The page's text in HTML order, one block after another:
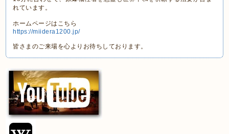
れています。
ホームページはこちら
https://miidera1200.jp/
皆さまのご来場を心よりお待ちしております。